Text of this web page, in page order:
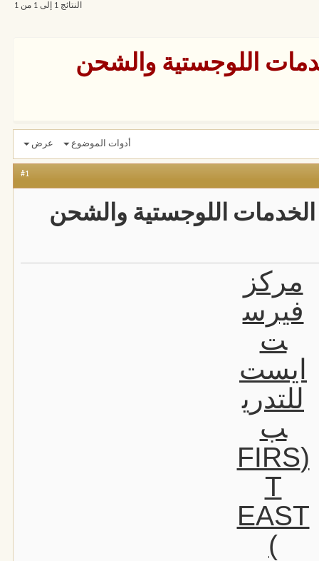
النتائج 1 إلى 1 من 1
اللوجستية والشحن
أدوات الموضوع عرض
#1
الخدمات اللوجستية والشحن
مركز
فيرس
ت
ايست
للتدري
ب
(FIRS
T
EAST
)